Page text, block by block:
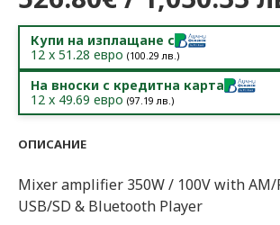
Купи на изплащане с
12 x 51.28 евро (100.29 лв.)
На вноски с кредитна карта
12 x 49.69 евро (97.19 лв.)
ОПИСАНИЕ
Mixer amplifier 350W / 100V with
USB/SD & Bluetooth Player